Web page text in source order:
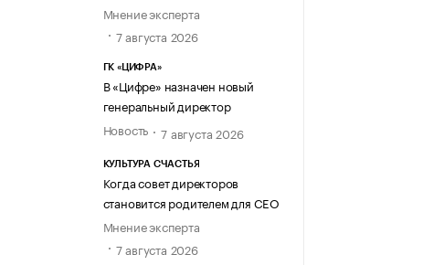
Мнение эксперта
7 августа 2026
ГК «ЦИФРА»
В «Цифре» назначен новый
генеральный директор
Новость
7 августа 2026
КУЛЬТУРА СЧАСТЬЯ
Когда совет директоров
становится родителем для CEO
Мнение эксперта
7 августа 2026